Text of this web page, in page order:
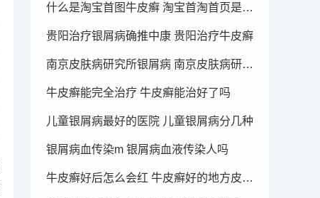
什么是淘宝首图牛皮癣 淘宝首淘首页是什么
贵阳治疗银屑病确推中康 贵阳治疗牛皮癣
南京皮肤病研究所银屑病 南京皮肤病研究所看银屑病哪个医生厉害
牛皮癣能完全治疗 牛皮癣能治好了吗
儿童银屑病最好的医院 儿童银屑病分几种
银屑病血传染m 银屑病血液传染人吗
牛皮癣好后怎么会红 牛皮癣好的地方皮肤变红